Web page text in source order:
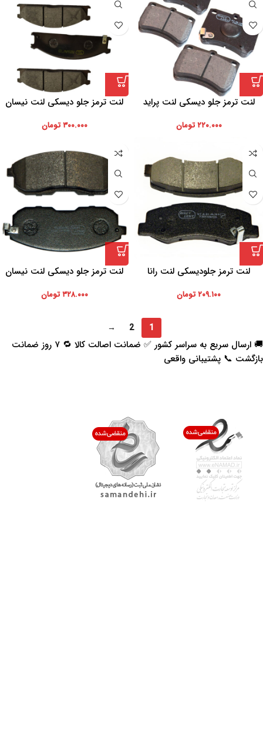
لنت ترمز جلو دیسکی لنت پراید
۲۲۰.۰۰۰ تومان
لنت ترمز جلو دیسکی لنت نیسان
۳۰۰.۰۰۰ تومان
لنت ترمز جلودیسکی لنت رانا
۲۰۹.۱۰۰تومان
لنت ترمز جلو دیسکی لنت نیسان
۳۲۸.۰۰۰ تومان
1
2
→
🚚 ارسال سریع به سراسر کشور ✅ ضمانت اصالت کالا 🔁 ۷ روز ضمانت
بازگشت 📞 پشتیبانی واقعی